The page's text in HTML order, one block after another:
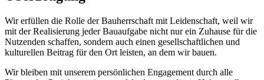
Wir erfüllen die Rolle der Bauherrschaft mit Leidenschaft, weil wir
mit der Realisierung jeder Bauaufgabe nicht nur ein Zuhause für die
Nutzenden schaffen, sondern auch einen gesellschaftlichen und
kulturellen Beitrag für den Ort leisten, an dem wir bauen.
Wir bleiben mit unserem persönlichen Engagement durch alle